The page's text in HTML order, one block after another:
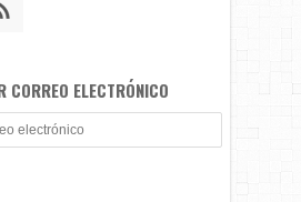
CORREO ELECTRÓNICO